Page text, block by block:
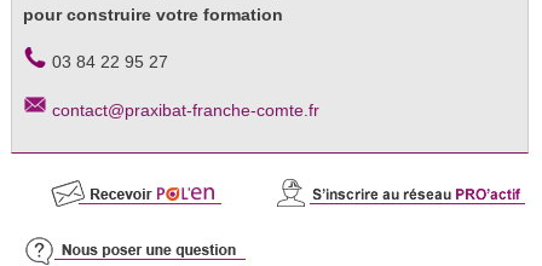
pour construire votre formation
03 84 22 95 27
contact@praxibat-franche-comte.fr